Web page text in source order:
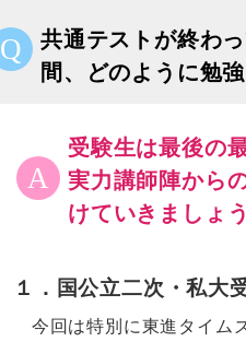
Q
共通テストが終わ
間、どのように勉
A
受験生は最後の
実力講師陣から
けていきましょう
１．国公立二次・私大
今回は特別に東進タイム